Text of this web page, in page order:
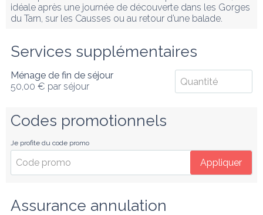
idéale après une journée de découverte dans les Gorges
du Tarn, sur les Causses ou au retour d’une balade.
Services supplémentaires
Ménage de fin de séjour
50,00 € par séjour
Codes promotionnels
Je profite du code promo
Appliquer
Assurance annulation